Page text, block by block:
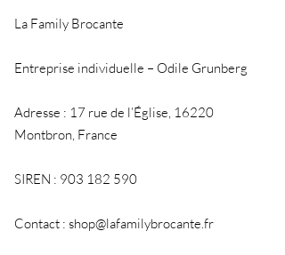
La Family Brocante
Entreprise individuelle – Odile Grunberg
Adresse : 17 rue de l’Église, 16220
Montbron, France
SIREN : 903 182 590
Contact : shop@lafamilybrocante.fr